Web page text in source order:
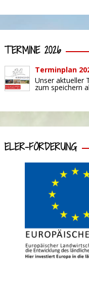
TERMINE 2026
Terminplan
Unser aktueller
zum speichern
ELER-FÖRDERUNG